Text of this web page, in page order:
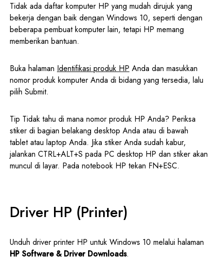
Tidak ada daftar komputer HP yang mudah dirujuk yang
bekerja dengan baik dengan Windows 10, seperti dengan
beberapa pembuat komputer lain, tetapi HP memang
memberikan bantuan.
Buka halaman Identifikasi produk HP Anda dan masukkan
nomor produk komputer Anda di bidang yang tersedia, lalu
pilih Submit.
Tip Tidak tahu di mana nomor produk HP Anda? Periksa
stiker di bagian belakang desktop Anda atau di bawah
tablet atau laptop Anda. Jika stiker Anda sudah kabur,
jalankan CTRL+ALT+S pada PC desktop HP dan stiker akan
muncul di layar. Pada notebook HP tekan FN+ESC.
Driver HP (Printer)
Unduh driver printer HP untuk Windows 10 melalui halaman
HP Software & Driver Downloads.